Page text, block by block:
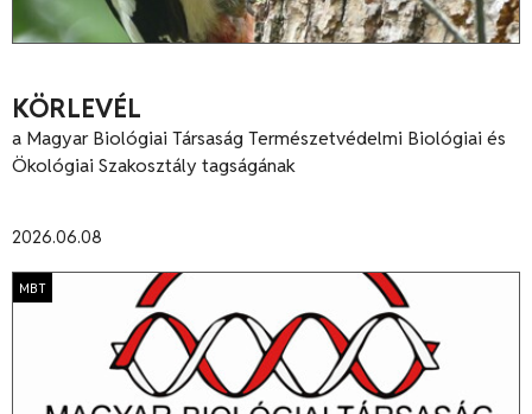
KÖRLEVÉL
2026.06.08
a Magyar Biológiai Társaság Természetvédelmi Biológiai és
Ökológiai Szakosztály tagságának
MBT